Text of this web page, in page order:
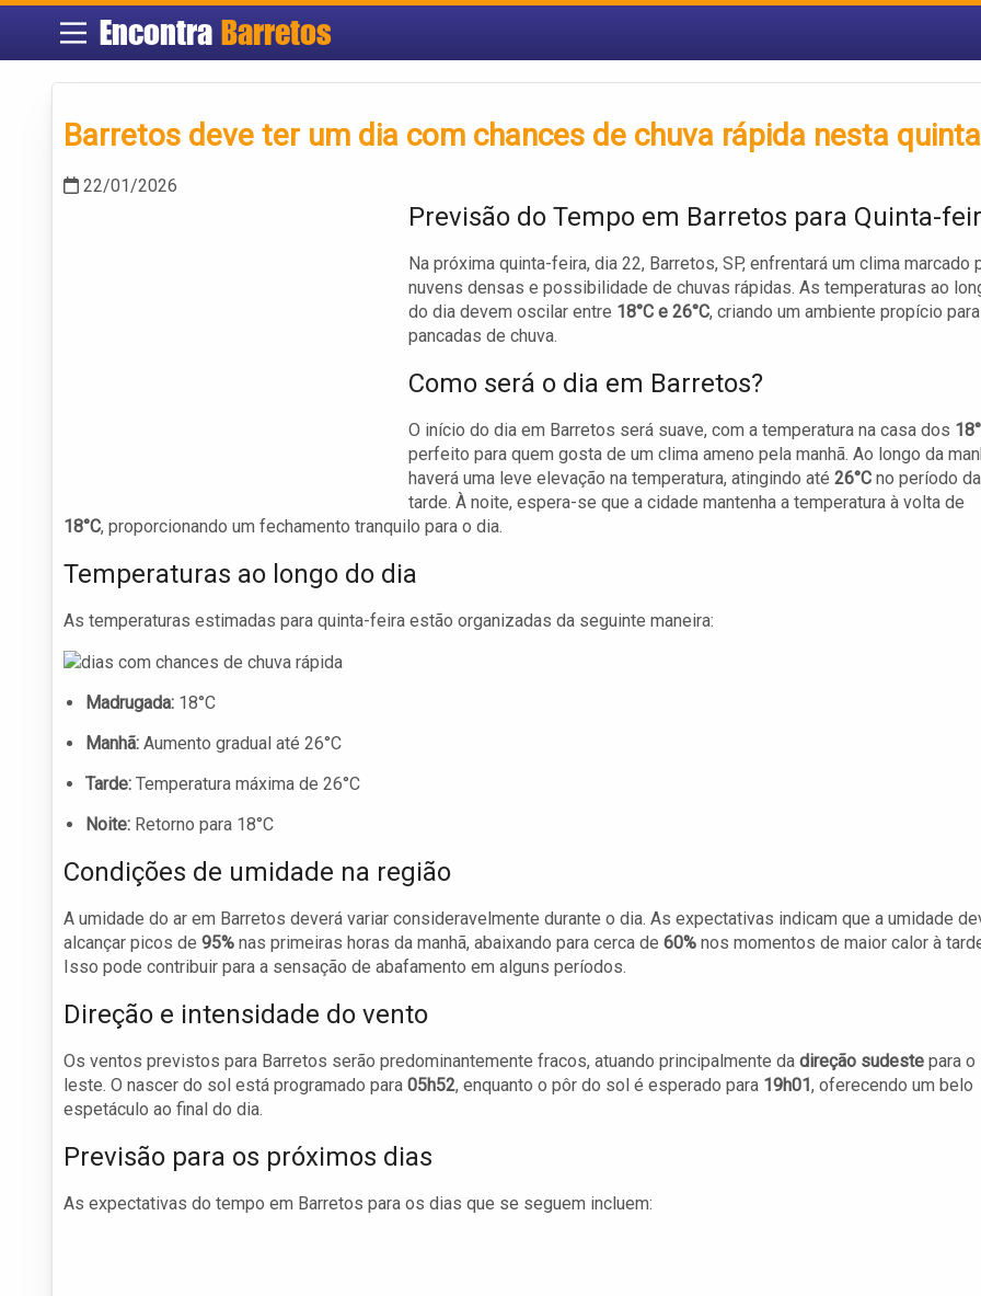
EncontraBarretos
Barretos deve ter um dia com chances de chuva rápida nesta quinta
22/01/2026
Previsão do Tempo em Barretos para Quinta-
Na próxima quinta-feira, dia 22, Barretos, SP, enfrentará um clima marcado
nuvens densas e possibilidade de chuvas rápidas. As temperaturas ao
do dia devem oscilar entre 18°C e 26°C, criando um ambiente propício para
pancadas de chuva.
Como será o dia em Barretos?
O início do dia em Barretos será suave, com a temperatura na casa dos
perfeito para quem gosta de um clima ameno pela manhã. Ao longo da
haverá uma leve elevação na temperatura, atingindo até 26°C no período da
tarde. À noite, espera-se que a cidade mantenha a temperatura à volta de
18°C, proporcionando um fechamento tranquilo para o dia.
Temperaturas ao longo do dia
As temperaturas estimadas para quinta-feira estão organizadas da seguinte maneira:
Madrugada: 18°C
Manhã: Aumento gradual até 26°C
Tarde: Temperatura máxima de 26°C
Noite: Retorno para 18°C
Condições de umidade na região
A umidade do ar em Barretos deverá variar consideravelmente durante o dia. As expectativas indicam que a umidade
alcançar picos de 95% nas primeiras horas da manhã, abaixando para cerca de 60% nos momentos de maior calor à
Isso pode contribuir para a sensação de abafamento em alguns períodos.
Direção e intensidade do vento
Os ventos previstos para Barretos serão predominantemente fracos, atuando principalmente da direção sudeste para o
leste. O nascer do sol está programado para 05h52, enquanto o pôr do sol é esperado para 19h01, oferecendo um belo
espetáculo ao final do dia.
Previsão para os próximos dias
As expectativas do tempo em Barretos para os dias que se seguem incluem: